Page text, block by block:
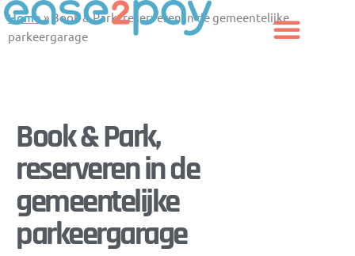
Aller
au
contenu
Home» Book & Park, reserveren in de gemeentelijke
parkeergarage
Book & Park,
reserveren in de
gemeentelijke
parkeergarage